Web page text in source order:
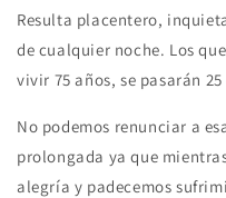
Resulta placentero,
de cualquier noche. Los
vivir 75 años, se pasarán
No podemos renunciar a
prolongada ya que
alegría y padecemos